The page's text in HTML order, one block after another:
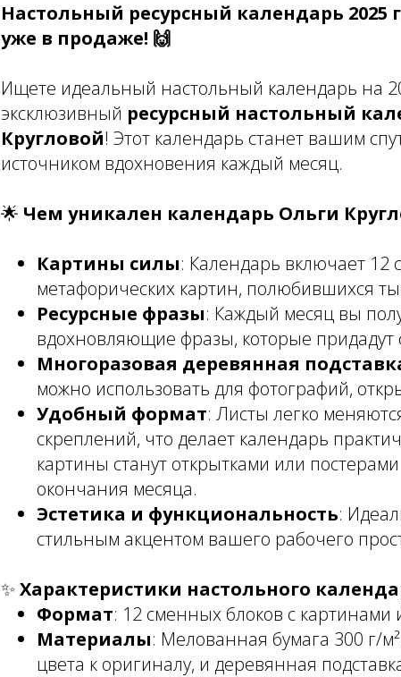
Настольный ресурсный календарь 2025
уже в продаже! 🙌
Ищете идеальный настольный календарь на
эксклюзивный ресурсный настольный
Кругловой! Этот календарь станет вашим
источником вдохновения каждый месяц.
🌟 Чем уникален календарь Ольги
Картины силы: Календарь включает
метафорических картин, полюбившихся
Ресурсные фразы: Каждый месяц вы
вдохновляющие фразы, которые придадут
Многоразовая деревянная
можно использовать для фотографий,
Удобный формат: Листы легко
скреплений, что делает календарь
картины станут открытками или
окончания месяца.
Эстетика и функциональность:
стильным акцентом вашего рабочего
✨Характеристики настольного
Формат: 12 сменных блоков с картинами
Материалы: Мелованная бумага 300 г/
цвета к оригиналу, и деревянная